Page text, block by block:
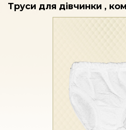
Труси для дівчинки ,